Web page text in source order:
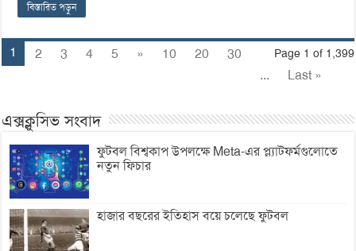
বিস্তারিত পড়ুন
Page 1 of 1,399
1 2 3 4 5 » 10 20
30
...
Last »
এক্সক্লুসিভ সংবাদ
ফুটবল বিশ্বকাপ উপলক্ষে Meta-এর প্ল্যাটফর্মগুলোতে
নতুন ফিচার
হাজার বছরের ইতিহাস বয়ে চলেছে ফুটবল